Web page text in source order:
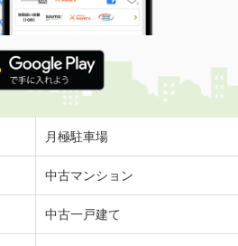
4.30万円
和歌山県和歌山市楠見中
2.90万円
月極駐車場
中古マンション
中古一戸建て